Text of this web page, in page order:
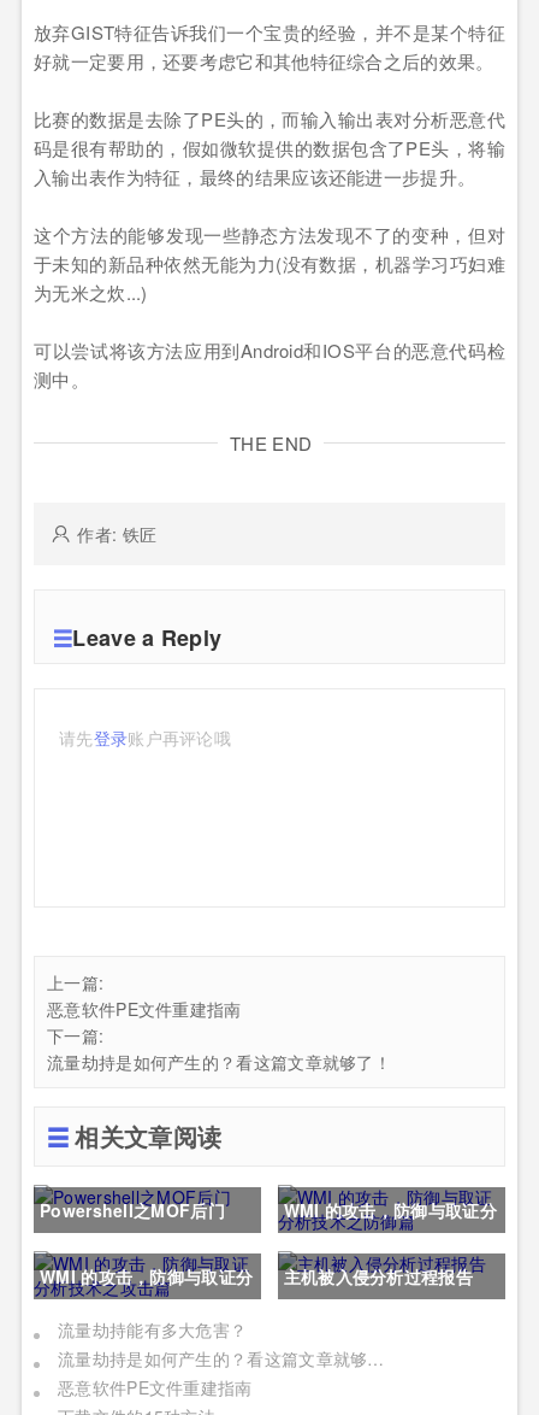
放弃GIST特征告诉我们一个宝贵的经验，并不是某个特征
好就一定要用，还要考虑它和其他特征综合之后的效果。
比赛的数据是去除了PE头的，而输入输出表对分析恶意代
码是很有帮助的，假如微软提供的数据包含了PE头，将输
入输出表作为特征，最终的结果应该还能进一步提升。
这个方法的能够发现一些静态方法发现不了的变种，但对
于未知的新品种依然无能为力(没有数据，机器学习巧妇难
为无米之炊...)
可以尝试将该方法应用到Android和IOS平台的恶意代码检
测中。
THE END
作者: 铁匠
Leave a Reply
请先登录账户再评论哦
上一篇:
恶意软件PE文件重建指南
下一篇:
流量劫持是如何产生的？看这篇文章就够了！
相关文章阅读
Powershell之MOF后门
WMI 的攻击，防御与取证分
析技术之防御篇
WMI 的攻击，防御与取证分
析技术之攻击篇
主机被入侵分析过程报告
流量劫持能有多大危害？
流量劫持是如何产生的？看这篇文章就够了！
恶意软件PE文件重建指南